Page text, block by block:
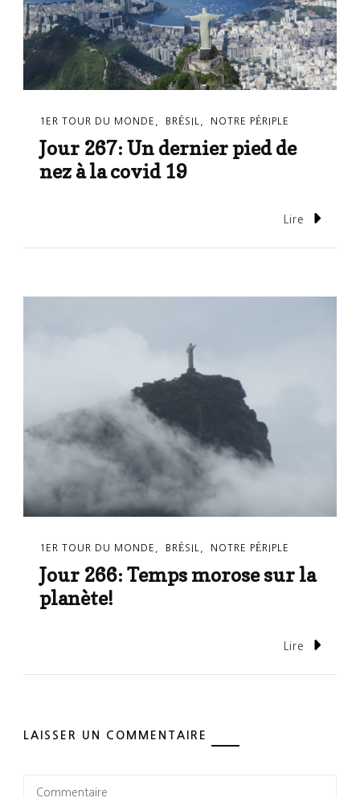
1ER TOUR DU MONDE BRÉSIL NOTRE PÉRIPLE
Jour 267: Un dernier pied de
nez à la covid 19
Lire
1ER TOUR DU MONDE BRÉSIL NOTRE PÉRIPLE
Jour 266: Temps morose sur la
planète!
Lire
LAISSER UN COMMENTAIRE